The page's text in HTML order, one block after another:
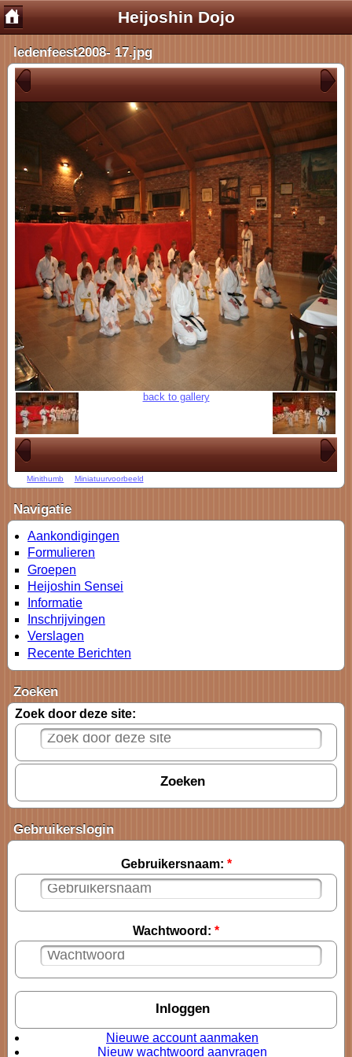
Heijoshin Dojo
ledenfeest2008- 17.jpg
back to gallery
Minithumb Miniatuurvoorbeeld
Navigatie
Aankondigingen
Formulieren
Groepen
Heijoshin Sensei
Informatie
Inschrijvingen
Verslagen
Recente Berichten
Zoeken
Zoek door deze site:
Gebruikerslogin
Gebruikersnaam: *
Wachtwoord: *
Nieuwe account aanmaken
Nieuw wachtwoord aanvragen